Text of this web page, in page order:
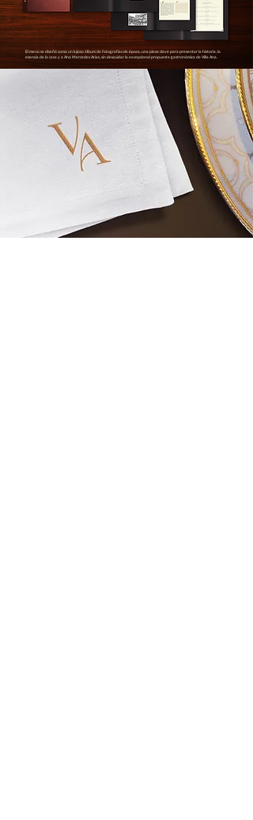
El menú se diseñó como un lujoso álbum de fotografías de época, una pieza clave para presentar la historia, la
esencia de la casa y a Ana Mercedes Arias, sin descuidar la excepcional propuesta gastronómica de Villa Ana.